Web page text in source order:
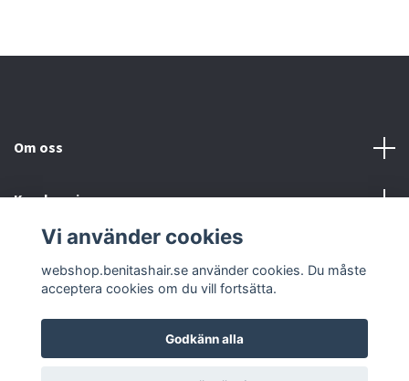
Om oss
Kundservice
Vi använder cookies
webshop.benitashair.se använder cookies. Du måste
acceptera cookies om du vill fortsätta.
Godkänn alla